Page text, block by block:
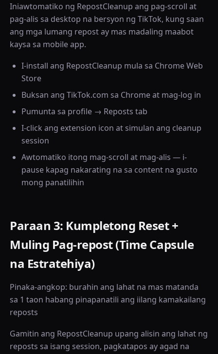
Iniawtomatiko ng RepostCleanup ang pag-scroll at
pag-alis sa desktop na bersyon ng TikTok, kung saan
ang mga lumang repost ay mas madaling maabot
kaysa sa mobile app.
I-install ang RepostCleanup mula sa Chrome Web
Store
Buksan ang TikTok.com sa Chrome at mag-log in
Pumunta sa profile → Reposts tab
I-click ang extension icon at simulan ang cleanup
session
Awtomatiko itong mag-scroll at mag-alis — i-
pause kapag nakarating na sa content na gusto
mong panatilihin
Paraan 3: Kumpletong Reset +
Muling Pag-repost (Time Capsule
na Estratehiya)
Pinaka-angkop: burahin ang lahat na mas matanda
sa 1 taon habang pinapanatili ang iilang kamakailang
reposts
Gamitin ang RepostCleanup upang alisin ang lahat ng
reposts sa isang session, pagkatapos ay agad na